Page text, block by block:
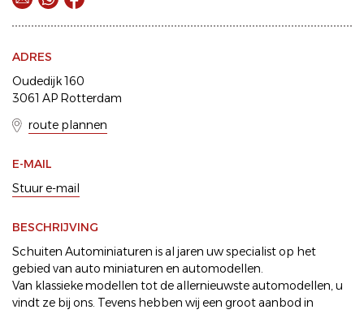
ADRES
Oudedijk 160
3061 AP Rotterdam
route plannen
E-MAIL
Stuur e-mail
BESCHRIJVING
Schuiten Autominiaturen is al jaren uw specialist op het
gebied van auto miniaturen en automodellen.
Van klassieke modellen tot de allernieuwste automodellen, u
vindt ze bij ons. Tevens hebben wij een groot aanbod in